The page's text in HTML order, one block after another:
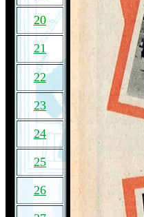
20
21
22
23
24
25
26